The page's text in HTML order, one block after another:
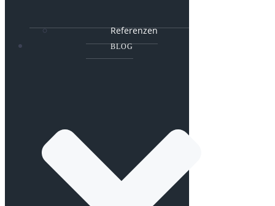
Referenzen
BLOG